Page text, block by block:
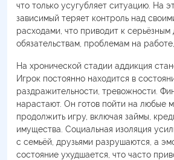
что только усугубляет ситуацию. На
зависимый теряет контроль над
расходами, что приводит к серьёзным
обязательствам, проблемам на
На хронической стадии аддикция
Игрок постоянно находится в
раздражительности, тревожности.
нарастают. Он готов пойти на любые
продолжить игру, включая займы,
имущества. Социальная изоляция
с семьёй, друзьями разрушаются, а
состояние ухудшается, что часто